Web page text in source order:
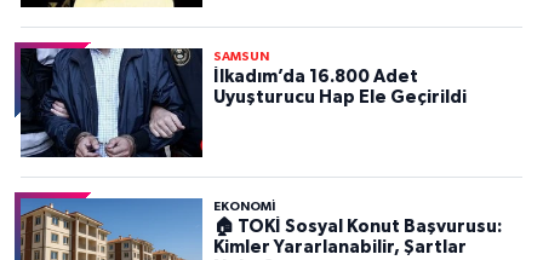
SAMSUN
İlkadım’da 16.800 Adet
Uyuşturucu Hap Ele Geçirildi
EKONOMİ
🏠 TOKİ Sosyal Konut Başvurusu:
Kimler Yararlanabilir, Şartlar